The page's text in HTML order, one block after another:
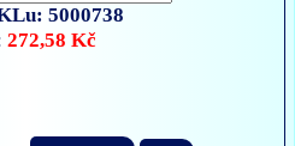
5000738
272,58 Kč